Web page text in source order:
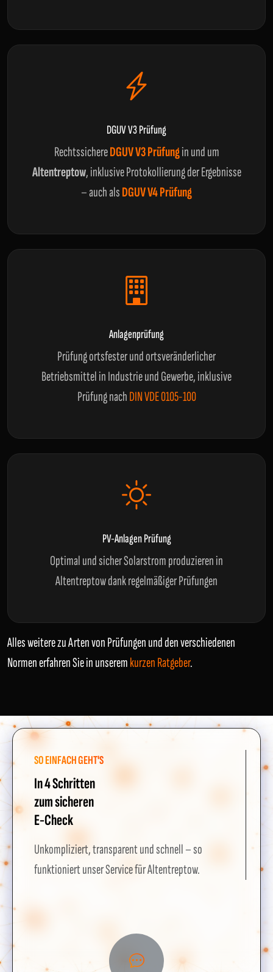
DGUV V3 Prüfung
RechtssichereDGUV V3 Prüfungin und um
Altentreptow, inklusive Protokollierung der Ergebnisse
– auch alsDGUV V4 Prüfung
Anlagenprüfung
Prüfung ortsfester und ortsveränderlicher
Betriebsmittel in Industrie und Gewerbe, inklusive
Prüfung nachDIN VDE 0105-100
PV-Anlagen Prüfung
Optimal und sicher Solarstrom produzieren in
Altentreptow dank regelmäßiger Prüfungen
Alles weitere zu Arten von Prüfungen und den verschiedenen
Normen erfahren Sie in unseremkurzen Ratgeber.
SO EINFACH GEHT'S
In 4 Schritten
zum sicheren
E-Check
Unkompliziert, transparent und schnell – so
funktioniert unser Service für Altentreptow.